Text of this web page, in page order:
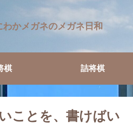
わかメガネのメガネ日和
棋 詰将棋
ことを、書けばい